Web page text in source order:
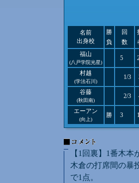
名前
出身校
勝
負
回
数
福山
(八戸学院光星)
5
村越
(学法石川)
1/3
谷藤
(秋田南)
2/3
エーアン
(向上)
勝 3
【1回裏】1番木
木倉の打席間の暴
で1点。